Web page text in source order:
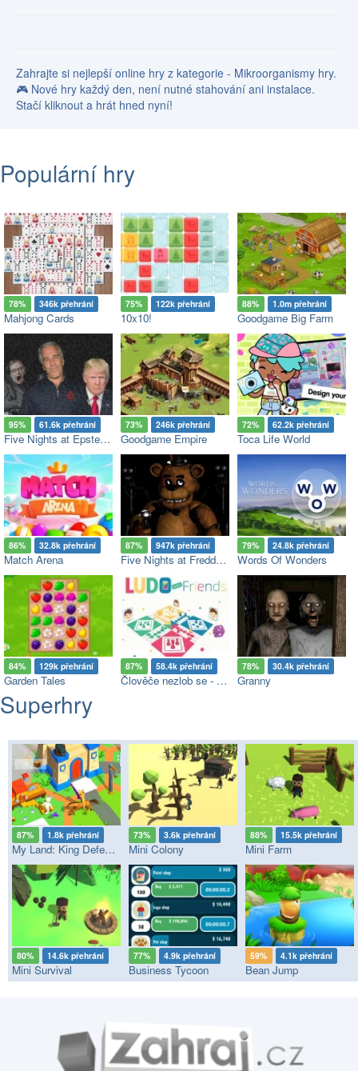
Zahrajte si nejlepší online hry z kategorie - Mikroorganismy hry.
🎮 Nové hry každý den, není nutné stahování ani instalace.
Stačí kliknout a hrát hned nyní!
Populární hry
78% 346k přehrání
Mahjong Cards
75% 122k přehrání
10x10!
88% 1.0m přehrání
Goodgame Big Farm
95% 61.6k přehrání
Five Nights at Epstein’s
73% 246k přehrání
Goodgame Empire
72% 62.2k přehrání
Toca Life World
86% 32.8k přehrání
Match Arena
87% 947k přehrání
Five Nights at Freddy's
79% 24.8k přehrání
Words Of Wonders
84% 129k přehrání
Garden Tales
87% 58.4k přehrání
Člověče nezlob se - Multiplayer
78% 30.4k přehrání
Granny
Superhry
87% 1.8k přehrání
My Land: King Defender
73% 3.6k přehrání
Mini Colony
88% 15.5k přehrání
Mini Farm
80% 14.6k přehrání
Mini Survival
77% 4.9k přehrání
Business Tycoon
59% 4.1k přehrání
Bean Jump